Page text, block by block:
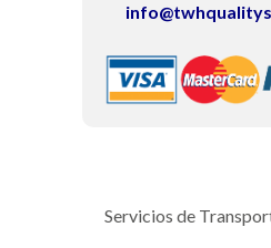
Servicios de